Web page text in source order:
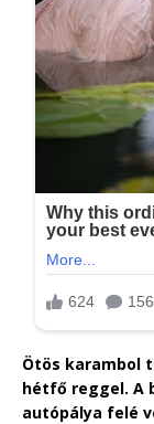
Ötös karambol
hétfő reggel. A
autópálya felé